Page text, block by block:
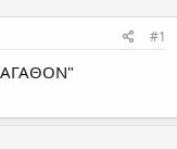
#1